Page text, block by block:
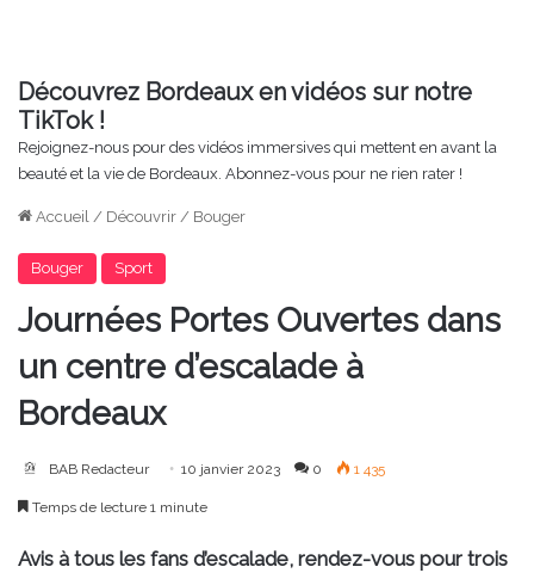
Découvrez Bordeaux en vidéos sur notre
TikTok !
Rejoignez-nous pour des vidéos immersives qui mettent en avant la
beauté et la vie de Bordeaux. Abonnez-vous pour ne rien rater !
Accueil / Découvrir / Bouger
Bouger Sport
Journées Portes Ouvertes dans
un centre d’escalade à
Bordeaux
BAB Redacteur 10 janvier 2023 0 1 435
Temps de lecture 1 minute
Avis à tous les fans d’escalade, rendez-vous pour trois